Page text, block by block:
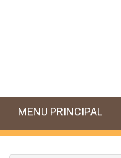
MENU PRINCIPAL